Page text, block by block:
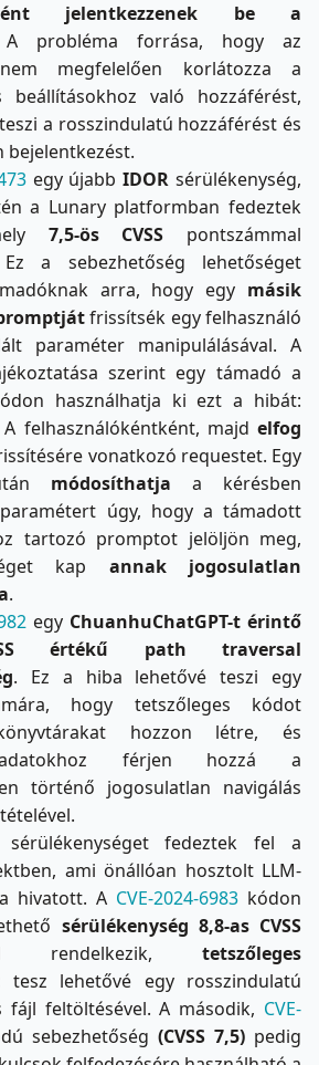
jelentkezzenek be a
probléma forrása, hogy az
megfelelően korlátozza a
beállításokhoz való hozzáférést,
a rosszindulatú hozzáférést és
bejelentkezést.
egy újabbIDOR sérülékenység,
a Lunary platformban fedeztek
7,5-ös CVSS pontszámmal
a sebezhetőség lehetőséget
arra, hogy egy másik
frissítsék egy felhasználó
paraméter manipulálásával. A
szerint egy támadó a
használhatja ki ezt a hibát:
felhasználókéntként, majd elfog
vonatkozó requestet. Egy
módosíthatja a kérésben
paramétert úgy, hogy a támadott
tartozó promptot jelöljön meg,
kap annak jogosulatlan
.
egy ChuanhuChatGPT-t érintő
értékű
path traversal
. Ez a hiba lehetővé teszi egy
hogy tetszőleges kódot
hozzon létre, és
férjen hozzá a
történő jogosulatlan navigálás
fedeztek fel a
ami önállóan hosztolt LLM-
hivatott. A CVE-2024-6983 kódon
sérülékenység 8,8-as CVSS
rendelkezik, tetszőleges
tesz lehetővé egy rosszindulatú
fájl feltöltésével. A második, CVE-
sebezhetőség (CVSS 7,5) pedig